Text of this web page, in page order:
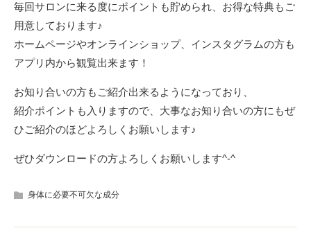
毎回サロンに来る度にポイントも貯められ、お得な特典もご
用意しております♪
ホームページやオンラインショップ、インスタグラムの方も
アプリ内から観覧出来ます！
お知り合いの方もご紹介出来るようになっており、
紹介ポイントも入りますので、大事なお知り合いの方にもぜ
ひご紹介のほどよろしくお願いします♪
ぜひダウンロードの方よろしくお願いします^-^
身体に必要不可欠な成分